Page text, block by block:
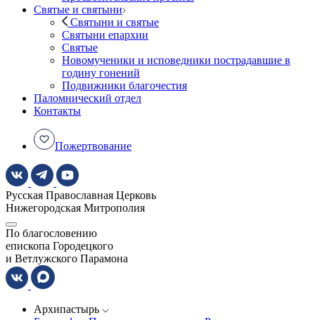
Святые и святыни
Святыни и святые
Святыни епархии
Святые
Новомученики и исповедники пострадавшие в
годину гонений
Подвижники благочестия
Паломнический отдел
Контакты
Пожертвование
Русская Православная Церковь
Нижегородская Митрополия
По благословению
епископа Городецкого
и Ветлужского Парамона
Архипастырь